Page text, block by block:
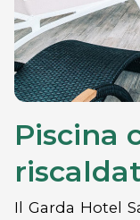
Piscina
Il Garda Hotel